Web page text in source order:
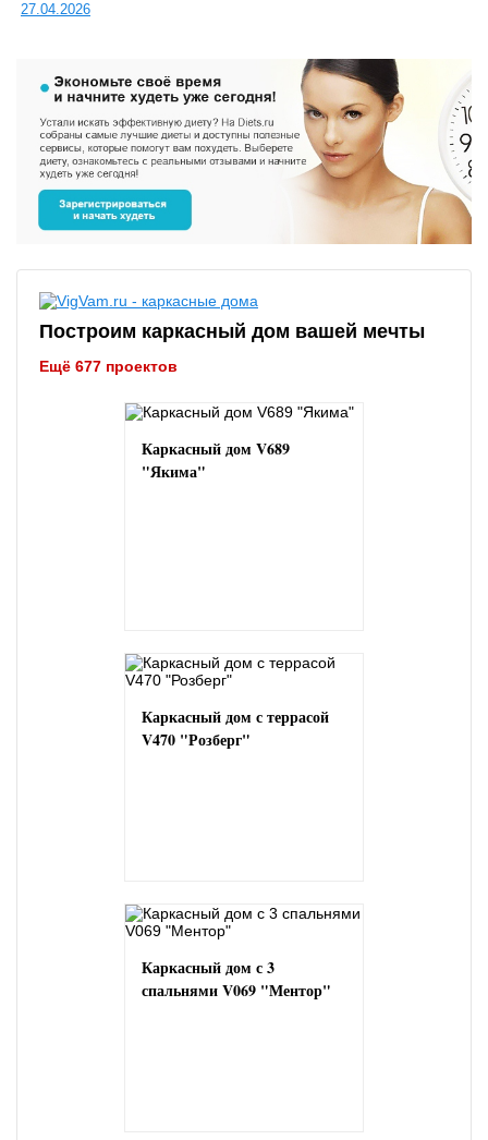
27.04.2026
Построим каркасный дом вашей мечты
Ещё 677 проектов
Каркасный дом V689
"Якима"
Каркасный дом с террасой
V470 "Розберг"
Каркасный дом с 3
спальнями V069 "Ментор"